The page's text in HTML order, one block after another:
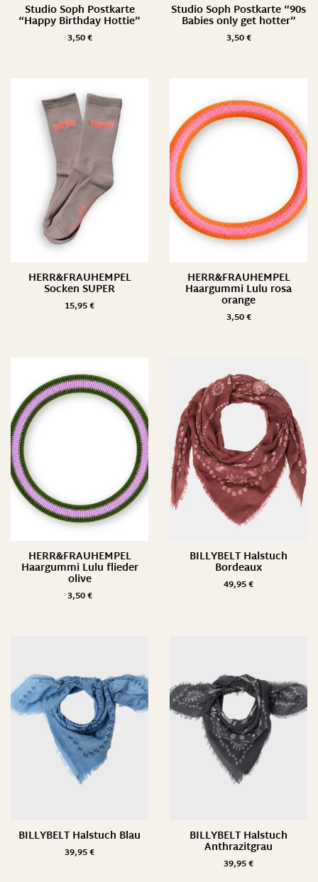
Studio Soph Postkarte
“Happy Birthday Hottie”
3,50€
Studio Soph Postkarte “90s
Babies only get hotter”
3,50€
HERR&FRAUHEMPEL
Socken SUPER
15,95€
HERR&FRAUHEMPEL
Haargummi Lulu rosa
orange
3,50€
HERR&FRAUHEMPEL
Haargummi Lulu flieder
olive
3,50€
BILLYBELT Halstuch
Bordeaux
49,95€
BILLYBELT Halstuch Blau
39,95€
BILLYBELT Halstuch
Anthrazitgrau
39,95€